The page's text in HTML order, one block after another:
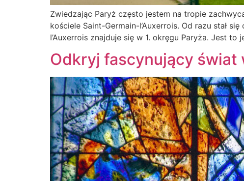
Zwiedzając Paryż często jestem na tropie
kościele Saint-Germain-l’Auxerrois. Od razu stał
l’Auxerrois znajduje się w 1. okręgu Paryża. Jest
Odkryj fascynujący świat